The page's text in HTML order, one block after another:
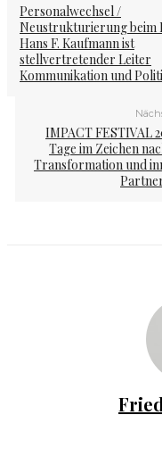
Personalwechsel /
Neustrukturierung beim
Hans F. Kaufmann ist
stellvertretender Leiter
Kommunikation und
IMPACT FESTIVAL
Tage im Zeichen
Transformation und